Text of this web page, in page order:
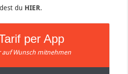
du HIER.
per App
auf Wunsch mitnehmen